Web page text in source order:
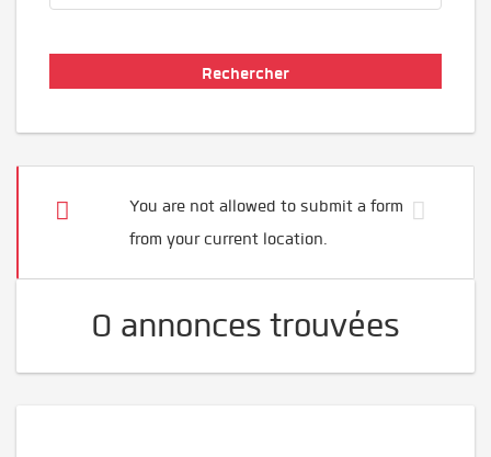
You are not allowed to submit a form
from your current location.
0 annonces trouvées